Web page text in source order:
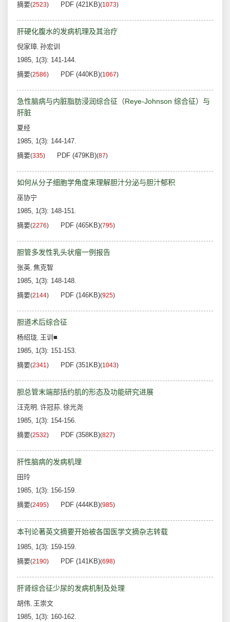
摘要(2523) PDF (421KB)(1073)
肝硬化腹水的发病机理及其治疗
倪家璋, 孙宏训
1985, 1(3): 141-144.
摘要(2586) PDF (440KB)(1067)
急性脑病与内脏脂肪浸润综合征（Reye-Johnson 综合征）与
肝脏
夏经
1985, 1(3): 144-147.
摘要(335) PDF (479KB)(87)
如何从分子细胞学角度来理解胆汁分泌与胆汁郁积
巫协宁
1985, 1(3): 148-151.
摘要(2276) PDF (465KB)(795)
胆管多发性乳头状瘤一例报告
张英, 焦克智
1985, 1(3): 148-148.
摘要(2144) PDF (146KB)(925)
胆道术后综合征
杨绍珑, 王训■
1985, 1(3): 151-153.
摘要(2341) PDF (351KB)(1043)
胆总管末端部括约肌的形态及功能研究进展
汪克明 , 许冠荪, 徐光尧
1985, 1(3): 154-156.
摘要(2532) PDF (358KB)(827)
肝性脑病的发病机理
田玲
1985, 1(3): 156-159.
摘要(2495) PDF (444KB)(985)
本刊论著英文摘要开始被各国医学文摘杂志转载
1985, 1(3): 159-159.
摘要(2190) PDF (141KB)(698)
肝肾综合征少尿的发病机制及处理
胡伟, 王崇文
1985, 1(3): 160-162.